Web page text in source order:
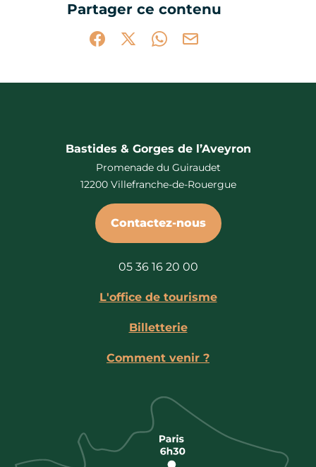
Partager ce contenu
Partager sur Facebook (nouvelle
Partager sur X / Twitter (nouvelle
Partager sur WhatsApp
Partager par mail
Bastides & Gorges de l’Aveyron
Promenade du Guiraudet
12200 Villefranche-de-Rouergue
Contactez-nous
05 36 16 20 00
L'office de tourisme
Billetterie
Comment venir ?